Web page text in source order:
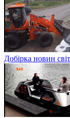
Добірка новин